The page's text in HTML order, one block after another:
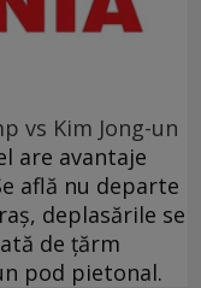
vs Kim Jong-un
are avantaje
află nu departe
deplasările se
de ţărm
pod pietonal.